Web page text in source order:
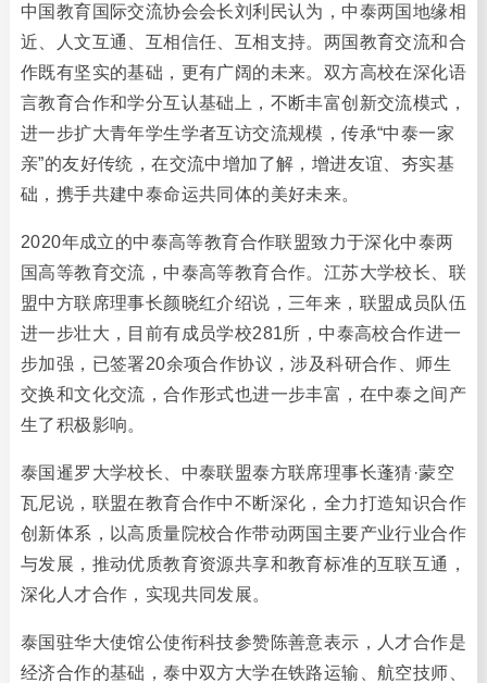
中国教育国际交流协会会长刘利民认为，中泰两国地缘相
近、人文互通、互相信任、互相支持。两国教育交流和合
作既有坚实的基础，更有广阔的未来。双方高校在深化语
言教育合作和学分互认基础上，不断丰富创新交流模式，
进一步扩大青年学生学者互访交流规模，传承“中泰一家
亲”的友好传统，在交流中增加了解，增进友谊、夯实基
础，携手共建中泰命运共同体的美好未来。
2020年成立的中泰高等教育合作联盟致力于深化中泰两
国高等教育交流，中泰高等教育合作。江苏大学校长、联
盟中方联席理事长颜晓红介绍说，三年来，联盟成员队伍
进一步壮大，目前有成员学校281所，中泰高校合作进一
步加强，已签署20余项合作协议，涉及科研合作、师生
交换和文化交流，合作形式也进一步丰富，在中泰之间产
生了积极影响。
泰国暹罗大学校长、中泰联盟泰方联席理事长蓬猜·蒙空
瓦尼说，联盟在教育合作中不断深化，全力打造知识合作
创新体系，以高质量院校合作带动两国主要产业行业合作
与发展，推动优质教育资源共享和教育标准的互联互通，
深化人才合作，实现共同发展。
泰国驻华大使馆公使衔科技参赞陈善意表示，人才合作是
经济合作的基础，泰中双方大学在铁路运输、航空技师、